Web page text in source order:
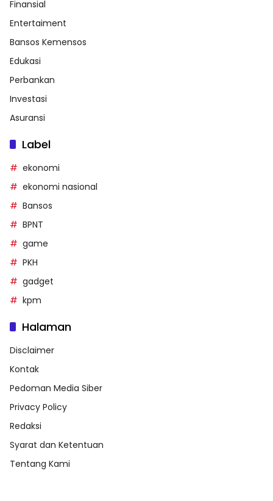
Finansial
Entertaiment
Bansos Kemensos
Edukasi
Perbankan
Investasi
Asuransi
Label
ekonomi
ekonomi nasional
Bansos
BPNT
game
PKH
gadget
kpm
Halaman
Disclaimer
Kontak
Pedoman Media Siber
Privacy Policy
Redaksi
Syarat dan Ketentuan
Tentang Kami